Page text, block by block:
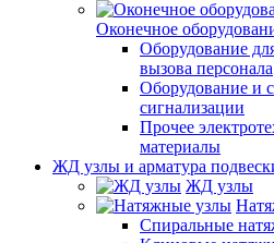
Оконечное
Оборудование
вызова персонала
Оборудование и
сигнализации
Прочее
материалы
ЖД узлы и арматура
ЖД узлы
Спиральные